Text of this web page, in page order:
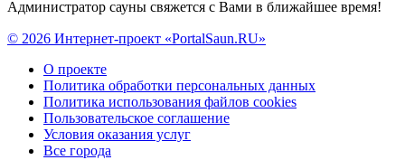
Администратор сауны свяжется с Вами в ближайшее время!
© 2026 Интернет-проект «PortalSaun.RU»
О проекте
Политика обработки персональных данных
Политика использования файлов cookies
Пользовательское соглашение
Условия оказания услуг
Все города